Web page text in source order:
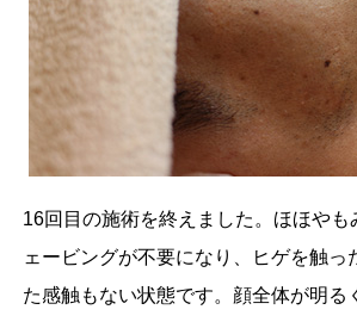
16回目の施術を終えました。ほほやも
ェービングが不要になり、ヒゲを触っ
た感触もない状態です。顔全体が明る